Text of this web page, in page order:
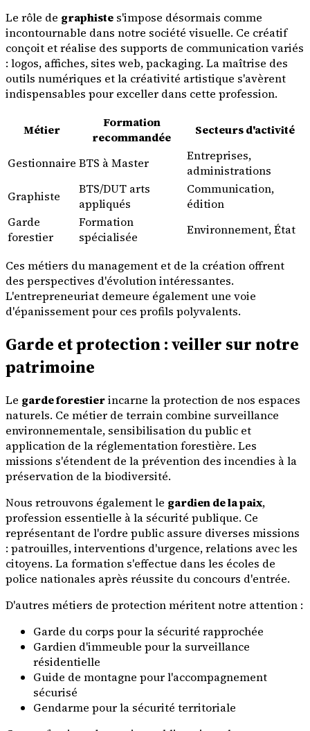
Le rôle de graphiste s'impose désormais comme
incontournable dans notre société visuelle. Ce créatif
conçoit et réalise des supports de communication variés
: logos, affiches, sites web, packaging. La maîtrise des
outils numériques et la créativité artistique s'avèrent
indispensables pour exceller dans cette profession.
Métier
Formation
recommandée
Secteurs d'activité
Gestionnaire BTS à Master
Entreprises,
administrations
Graphiste
BTS/DUT arts
appliqués
Communication,
édition
Garde
forestier
Formation
spécialisée
Environnement, État
Ces métiers du management et de la création offrent
des perspectives d'évolution intéressantes.
L'entrepreneuriat demeure également une voie
d'épanissement pour ces profils polyvalents.
Garde et protection : veiller sur notre
patrimoine
Le garde forestierincarne la protection de nos espaces
naturels. Ce métier de terrain combine surveillance
environnementale, sensibilisation du public et
application de la réglementation forestière. Les
missions s'étendent de la prévention des incendies à la
préservation de la biodiversité.
Nous retrouvons également le gardien de la paix,
profession essentielle à la sécurité publique. Ce
représentant de l'ordre public assure diverses missions
: patrouilles, interventions d'urgence, relations avec les
citoyens. La formation s'effectue dans les écoles de
police nationales après réussite du concours d'entrée.
D'autres métiers de protection méritent notre attention :
Garde du corps pour la sécurité rapprochée
Gardien d'immeuble pour la surveillance
résidentielle
Guide de montagne pour l'accompagnement
sécurisé
Gendarme pour la sécurité territoriale